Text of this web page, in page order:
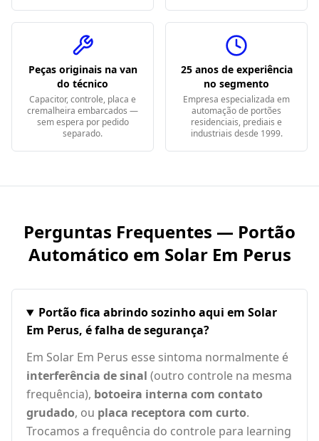
Peças originais na van
do técnico
Capacitor, controle, placa e
cremalheira embarcados —
sem espera por pedido
separado.
25 anos de experiência
no segmento
Empresa especializada em
automação de portões
residenciais, prediais e
industriais desde 1999.
Perguntas Frequentes — Portão
Automático em Solar Em Perus
Portão fica abrindo sozinho aqui em Solar
Em Perus, é falha de segurança?
Em Solar Em Perus esse sintoma normalmente é
interferência de sinal (outro controle na mesma
frequência), botoeira interna com contato
grudado, ou placa receptora com curto.
Trocamos a frequência do controle para learning